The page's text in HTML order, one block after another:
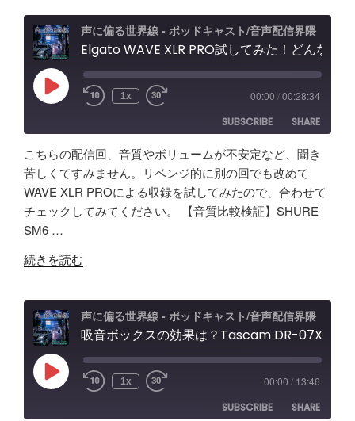
較
検
証】
SHURE
SM63
AM8
Elgato
Wave
XLR
Pro
ュ
ー
フ
声に偏る世界線 - ポッドキャスト/音声配信界隈
Play
Episode 1x 00:00 /00:28:34
SUBSCRIBE
SHARE
Amazon
Apple Podcasts
RSS
Spotify
RSS FEED
SHARE
LINK
EMBED
こちらの配信回、音質やボリュームが不安定など、聞き
苦しくてすみません。リベンジ的に別の回でも改めて
WAVE XLR PROによる収録を試してみたので、合わせて
チェックしてみてください。 【音質比較検証】SHURE
SM6 …
"Elgato
PRO
試
て
続きを読む
声に偏る世界線 - ポッドキャスト/音声配信界隈
Play
Episode 1x 00:00 / 13:46
SUBSCRIBE
SHARE